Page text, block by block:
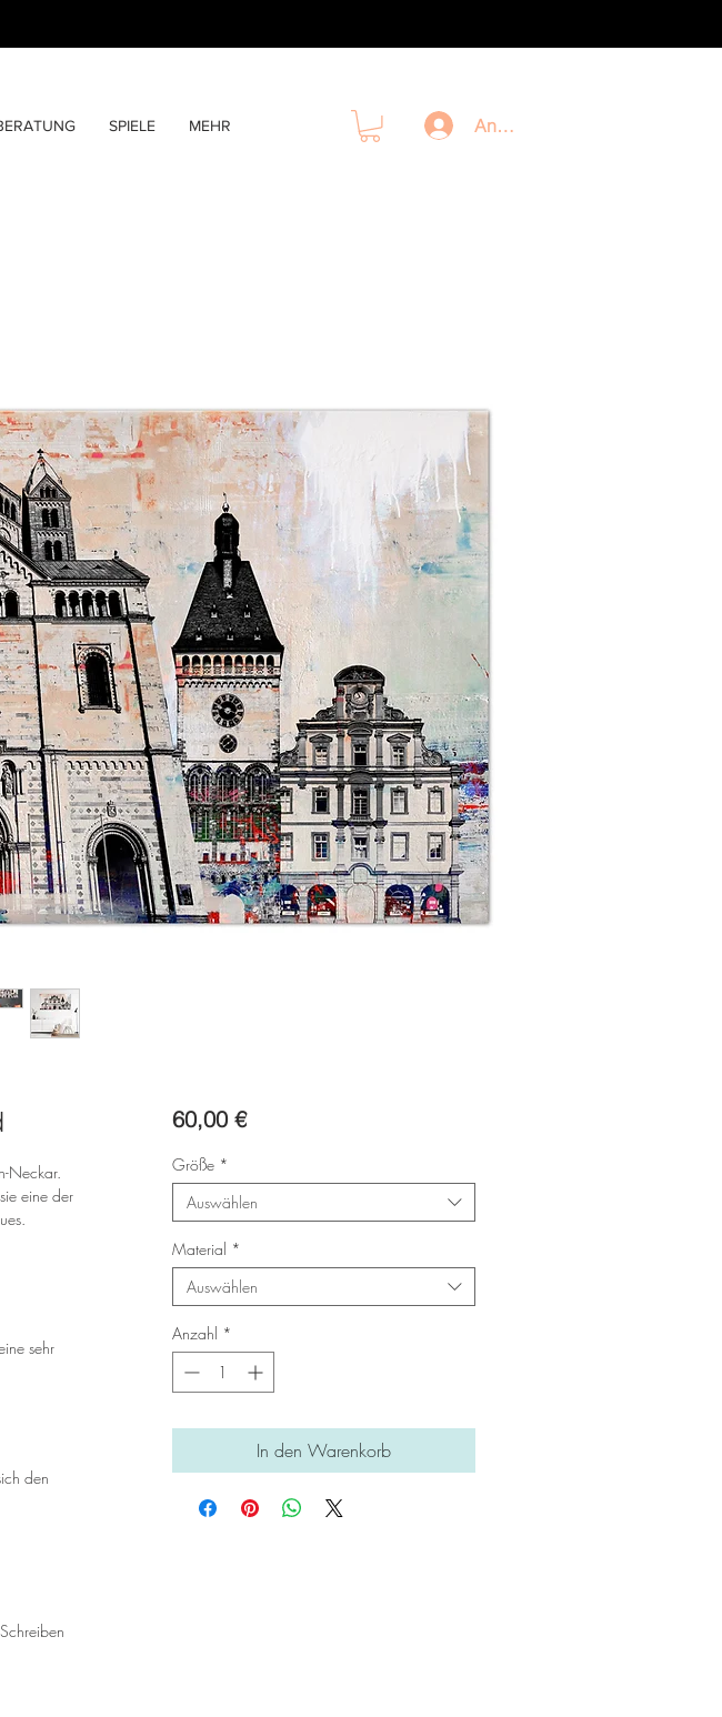
SPIELE MEHR Anmelden
Neckar.
eine der
sehr
den
60,00 €Preis
Größe *
Auswählen
Material *
Auswählen
Anzahl *
In den Warenkorb